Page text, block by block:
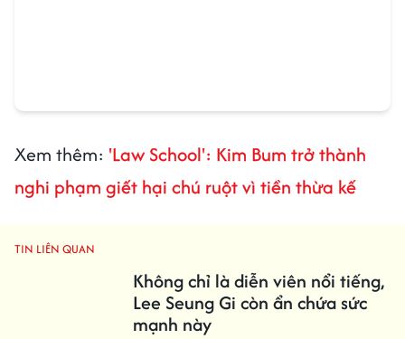
Xem thêm: 'Law School': Kim Bum trở thành
nghi phạm giết hại chú ruột vì tiền thừa kế
TIN LIÊN QUAN
Không chỉ là diễn viên nổi tiếng,
Lee Seung Gi còn ẩn chứa sức
mạnh này